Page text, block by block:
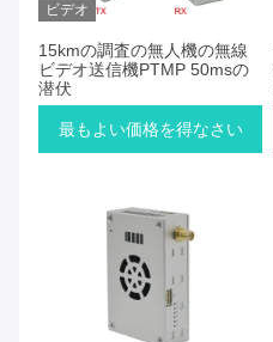
ビデオ
15kmの調査の無人機の無線
ビデオ送信機PTMP 50msの
潜伏
最もよい価格を得なさい